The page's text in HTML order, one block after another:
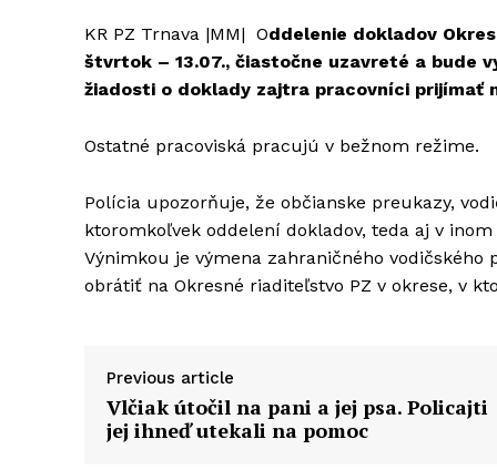
KR PZ Trnava |MM| Oddelenie dokladov
štvrtok – 13.07., čiastočne uzavreté a bude
žiadosti o doklady zajtra pracovníci prijímať
Ostatné pracoviská pracujú v bežnom režime.
Polícia upozorňuje, že občianske preukazy,
ktoromkoľvek oddelení dokladov, teda aj v
Výnimkou je výmena zahraničného
obrátiť na Okresné riaditeľstvo PZ v okrese, v
Previous article
Vlčiak útočil na pani a jej psa. Policajti
jej ihneď utekali na pomoc